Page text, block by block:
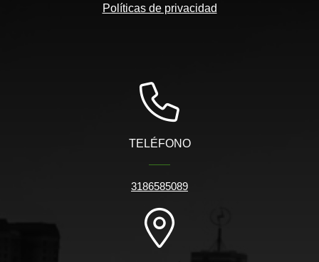
Políticas de privacidad
TELÉFONO
3186585089